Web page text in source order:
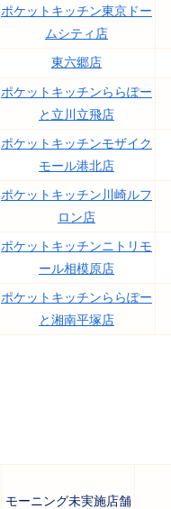
ポケットキッチン東京ドー
ムシティ店
東六郷店
ポケットキッチンららぽー
と立川立飛店
ポケットキッチンモザイク
モール港北店
ポケットキッチン川崎ルフ
ロン店
ポケットキッチンニトリモ
ール相模原店
ポケットキッチンららぽー
と湘南平塚店
モーニング未実施店舗